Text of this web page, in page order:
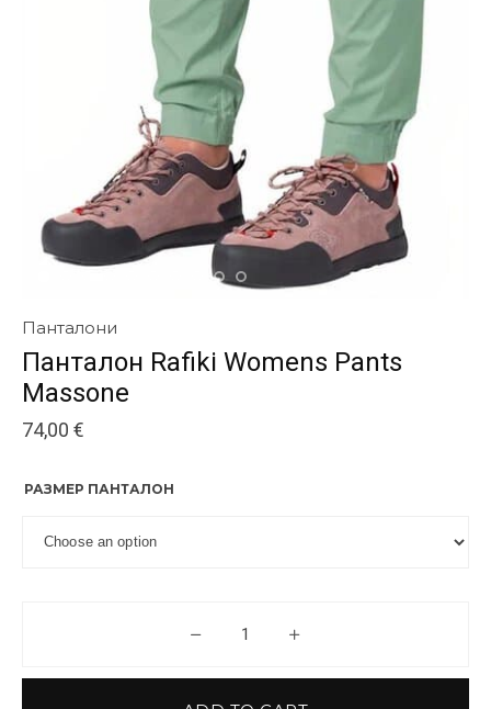
Панталони
Панталон Rafiki Womens Pants
Massone
74,00 €
РАЗМЕР ПАНТАЛОН
Панталон Rafiki Womens